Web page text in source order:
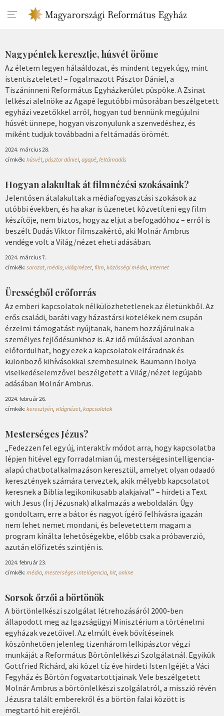
Nagypéntek keresztje, húsvét öröme
Az életem legyen hálaáldozat, és mindent tegyek úgy, mint
istentiszteletet! – fogalmazott Pásztor Dániel, a
Tiszáninneni Református Egyházkerület püspöke. A Zsinat
lelkészi alelnöke az Agapé legutóbbi műsorában beszélgetett
egyházi vezetőkkel arról, hogyan tud bennünk megújulni
húsvét ünnepe, hogyan viszonyulunk a szenvedéshez, és
miként tudjuk továbbadni a feltámadás örömét.
2024. március 28.
címkék: húsvét pásztor dániel agapé feltámadás
Hogyan alakultak át filmnézési szokásaink?
Jelentősen átalakultak a médiafogyasztási szokások az
utóbbi években, és ha akar is üzenetet közvetíteni egy film
készítője, nem biztos, hogy az eljut a befogadóhoz – erről is
beszélt Dudás Viktor filmszakértő, aki Molnár Ambrus
vendége volt a Világ/nézet eheti adásában.
2024. március 7.
címkék: sorozat, média, világ/nézet, film, közösségi média, internet
Ürességből erőforrás
Az emberi kapcsolatok nélkülözhetetlenek az életünkből. Az
erős családi, baráti vagy házastársi kötelékek nem csupán
érzelmi támogatást nyújtanak, hanem hozzájárulnak a
személyes fejlődésünkhöz is. Az idő múlásával azonban
előfordulhat, hogy ezek a kapcsolatok elfáradnak és
különböző kihívásokkal szembesülnek. Baumann Ibolya
viselkedéselemzővel beszélgetett a Világ/nézet legújabb
adásában Molnár Ambrus.
2024. február 26.
címkék: keresztyén, világnézet, kapcsolatok
Mesterséges Jézus?
„Fedezzen fel egy új, interaktív módot arra, hogy kapcsolatba
lépjen hitével egy forradalmian új, mesterségesintelligencia-
alapú chatbotalkalmazáson keresztül, amelyet olyan odaadó
keresztények számára terveztek, akik mélyebb kapcsolatot
keresnek a Biblia legikonikusabb alakjaival” – hirdeti a Text
with Jesus (Írj Jézusnak) alkalmazás a weboldalán. Úgy
gondoltam, erre a bátor és nagyot ígérő felhívásra igazán
nem lehet nemet mondani, és belevetettem magam a
program kínálta lehetőségekbe, előbb csak a próbaverzió,
azután előfizetés szintjén is.
2024. február 23.
címkék: média mesterséges intelligencia hit online
Sorsok őrzői a börtönök
A börtönlelkészi szolgálat létrehozásáról 2000-ben
állapodott meg az Igazságügyi Minisztérium a történelmi
egyházak vezetőivel. Az elmúlt évek bővítéseinek
köszönhetően jelenleg tizenhárom lelkipásztor végzi
munkáját a Református Börtönlelkészi Szolgálatnál. Egyikük
Gottfried Richárd, aki közel tíz éve hirdeti Isten Igéjét a Váci
Fegyház és Börtön fogvatartottjainak. Vele beszélgetett
Molnár Ambrus a börtönlelkészi szolgálatról, a misszió révén
Jézusra talált emberekről és a börtön falai között is
megtartó hit erejéről.